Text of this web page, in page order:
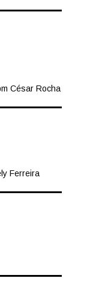
César Rocha
Ferreira